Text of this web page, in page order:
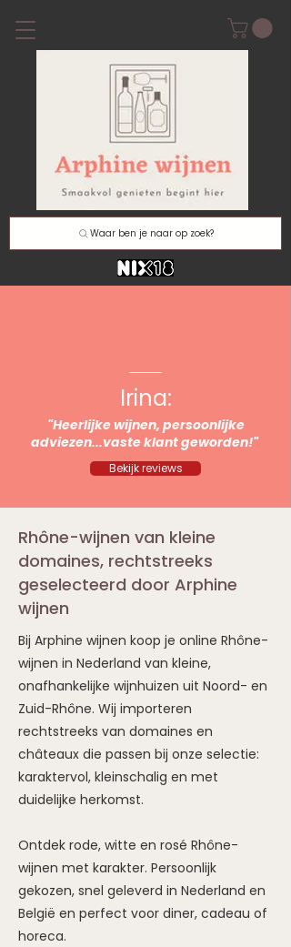
Waar ben je naar op zoek?
Irina:
"Heerlijke wijnen, persoonlijke
adviezen...vaste klant geworden!"
Bekijk reviews
Rhône-wijnen van kleine
domaines, rechtstreeks
geselecteerd door Arphine
wijnen
Bij Arphine wijnen koop je online Rhône-
wijnen in Nederland van kleine,
onafhankelijke wijnhuizen uit Noord- en
Zuid-Rhône. Wij importeren
rechtstreeks van domaines en
châteaux die passen bij onze selectie:
karaktervol, kleinschalig en met
duidelijke herkomst.
Ontdek rode, witte en rosé Rhône-
wijnen met karakter. Persoonlijk
gekozen, snel geleverd in Nederland en
België en perfect voor diner, cadeau of
horeca.